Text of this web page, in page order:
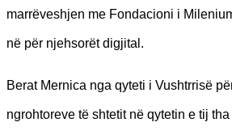
marrëveshjen me Fondacioni i
në për njehsorët digjital.
Berat Mernica nga qyteti i Vushtrrisë
ngrohtoreve të shtetit në qytetin e tij